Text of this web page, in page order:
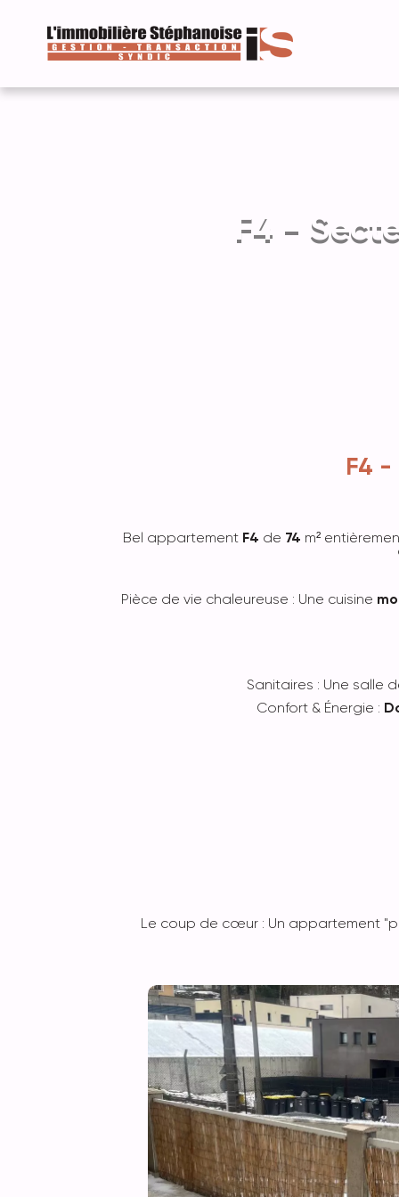
F4 -
F4
Bel appartement F4 de 74 m²
Pièce de vie chaleureuse : Une cuisine
Sanitaires : Une salle
Confort & Énergie :
Le coup de cœur : Un appartement